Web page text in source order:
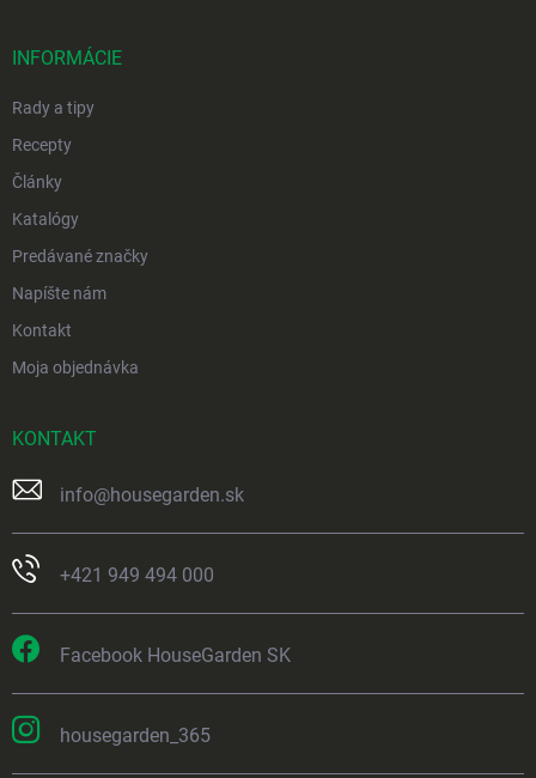
INFORMÁCIE
Rady a tipy
Recepty
Články
Katalógy
Predávané značky
Napíšte nám
Kontakt
Moja objednávka
KONTAKT
info@housegarden.sk
+421 949 494 000
Facebook HouseGarden SK
housegarden_365